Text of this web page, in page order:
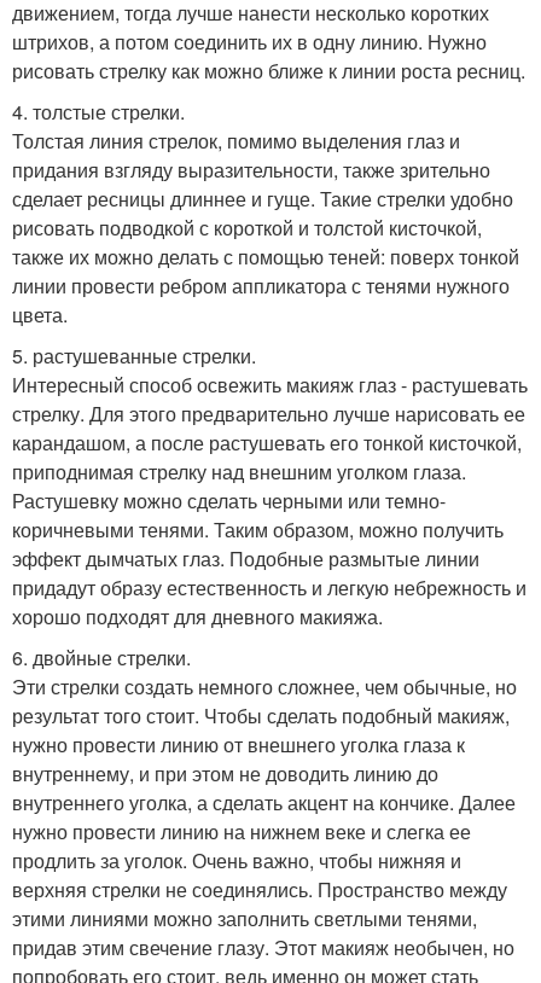
движением, тогда лучше нанести несколько коротких
штрихов, а потом соединить их в одну линию. Нужно
рисовать стрелку как можно ближе к линии роста ресниц.
4. толстые стрелки.
Толстая линия стрелок, помимо выделения глаз и
придания взгляду выразительности, также зрительно
сделает ресницы длиннее и гуще. Такие стрелки удобно
рисовать подводкой с короткой и толстой кисточкой,
также их можно делать с помощью теней: поверх тонкой
линии провести ребром аппликатора с тенями нужного
цвета.
5. растушеванные стрелки.
Интересный способ освежить макияж глаз - растушевать
стрелку. Для этого предварительно лучше нарисовать ее
карандашом, а после растушевать его тонкой кисточкой,
приподнимая стрелку над внешним уголком глаза.
Растушевку можно сделать черными или темно-
коричневыми тенями. Таким образом, можно получить
эффект дымчатых глаз. Подобные размытые линии
придадут образу естественность и легкую небрежность и
хорошо подходят для дневного макияжа.
6. двойные стрелки.
Эти стрелки создать немного сложнее, чем обычные, но
результат того стоит. Чтобы сделать подобный макияж,
нужно провести линию от внешнего уголка глаза к
внутреннему, и при этом не доводить линию до
внутреннего уголка, а сделать акцент на кончике. Далее
нужно провести линию на нижнем веке и слегка ее
продлить за уголок. Очень важно, чтобы нижняя и
верхняя стрелки не соединялись. Пространство между
этими линиями можно заполнить светлыми тенями,
придав этим свечение глазу. Этот макияж необычен, но
попробовать его стоит, ведь именно он может стать